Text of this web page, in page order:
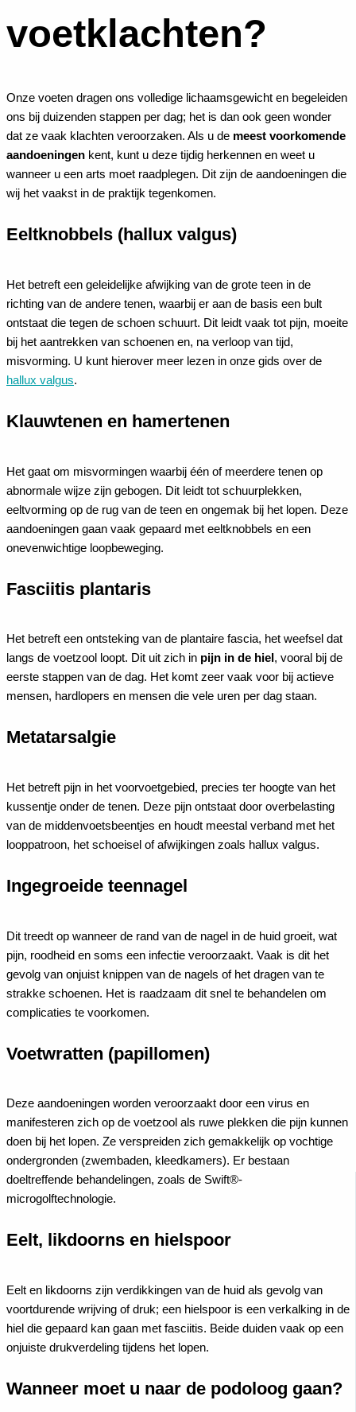
voetklachten?
Onze voeten dragen ons volledige lichaamsgewicht en begeleiden
ons bij duizenden stappen per dag; het is dan ook geen wonder
dat ze vaak klachten veroorzaken. Als u de meest voorkomende
aandoeningen kent, kunt u deze tijdig herkennen en weet u
wanneer u een arts moet raadplegen. Dit zijn de aandoeningen die
wij het vaakst in de praktijk tegenkomen.
Eeltknobbels (hallux valgus)
Het betreft een geleidelijke afwijking van de grote teen in de
richting van de andere tenen, waarbij er aan de basis een bult
ontstaat die tegen de schoen schuurt. Dit leidt vaak tot pijn, moeite
bij het aantrekken van schoenen en, na verloop van tijd,
misvorming. U kunt hierover meer lezen in onze gids over de
hallux valgus.
Klauwtenen en hamertenen
Het gaat om misvormingen waarbij één of meerdere tenen op
abnormale wijze zijn gebogen. Dit leidt tot schuurplekken,
eeltvorming op de rug van de teen en ongemak bij het lopen. Deze
aandoeningen gaan vaak gepaard met eeltknobbels en een
onevenwichtige loopbeweging.
Fasciitis plantaris
Het betreft een ontsteking van de plantaire fascia, het weefsel dat
langs de voetzool loopt. Dit uit zich in pijn in de hiel , vooral bij de
eerste stappen van de dag. Het komt zeer vaak voor bij actieve
mensen, hardlopers en mensen die vele uren per dag staan.
Metatarsalgie
Het betreft pijn in het voorvoetgebied, precies ter hoogte van het
kussentje onder de tenen. Deze pijn ontstaat door overbelasting
van de middenvoetsbeentjes en houdt meestal verband met het
looppatroon, het schoeisel of afwijkingen zoals hallux valgus.
Ingegroeide teennagel
Dit treedt op wanneer de rand van de nagel in de huid groeit, wat
pijn, roodheid en soms een infectie veroorzaakt. Vaak is dit het
gevolg van onjuist knippen van de nagels of het dragen van te
strakke schoenen. Het is raadzaam dit snel te behandelen om
complicaties te voorkomen.
Voetwratten (papillomen)
Deze aandoeningen worden veroorzaakt door een virus en
manifesteren zich op de voetzool als ruwe plekken die pijn kunnen
doen bij het lopen. Ze verspreiden zich gemakkelijk op vochtige
ondergronden (zwembaden, kleedkamers). Er bestaan
doeltreffende behandelingen, zoals de Swift®-
microgolftechnologie.
Eelt, likdoorns en hielspoor
Eelt en likdoorns zijn verdikkingen van de huid als gevolg van
voortdurende wrijving of druk; een hielspoor is een verkalking in de
hiel die gepaard kan gaan met fasciitis. Beide duiden vaak op een
onjuiste drukverdeling tijdens het lopen.
Wanneer moet u naar de podoloog gaan?